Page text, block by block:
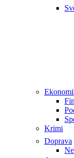
Krimi
Doprava